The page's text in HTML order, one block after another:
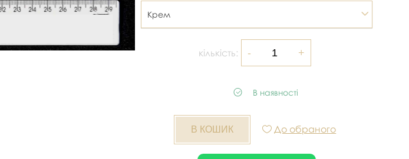
Крем
кількість:
В наявності
До обраного